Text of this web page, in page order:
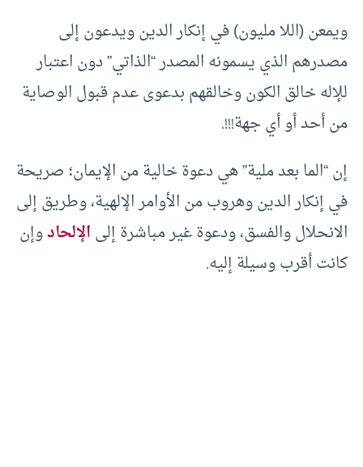
ويمعن (اللا مليون) في إنكار الدين ويدعون إلى
مصدرهم الذي يسمونه المصدر “الذاتي” دون اعتبار
للإله خالق الكون وخالقهم بدعوى عدم قبول الوصاية
من أحد أو أي جهة!!!.
إن “الما بعد ملية” هي دعوة خالية من الإيمان؛ صريحة
في إنكار الدين وهروب من الأوامر الإلهية، وطريق إلى
الانحلال والفسق، ودعوة غير مباشرة إلىالإلحادوإن
كانت أقرب وسيلة إليه.